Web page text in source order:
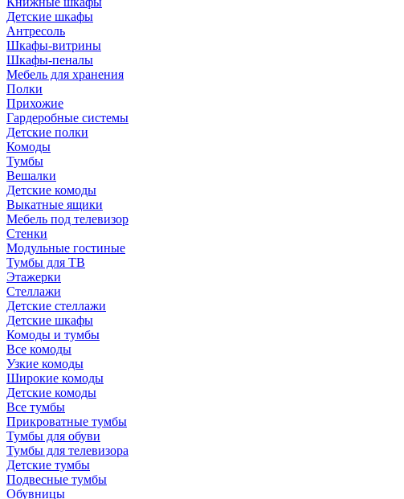
Детские шкафы
Антресоль
Шкафы-витрины
Шкафы-пеналы
Мебель для хранения
Полки
Прихожие
Гардеробные системы
Детские полки
Комоды
Тумбы
Вешалки
Детские комоды
Выкатные ящики
Мебель под телевизор
Стенки
Модульные гостиные
Тумбы для ТВ
Этажерки
Стеллажи
Детские стеллажи
Детские шкафы
Комоды и тумбы
Все комоды
Узкие комоды
Широкие комоды
Детские комоды
Все тумбы
Прикроватные тумбы
Тумбы для обуви
Тумбы для телевизора
Детские тумбы
Подвесные тумбы
Обувницы